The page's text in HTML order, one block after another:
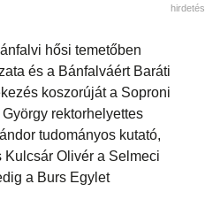
hirdetés
hősi temetőben
és a Bánfalváért Baráti
koszorúját a Soproni
rektorhelyettes
tudományos kutató,
Olivér a Selmeci
a Burs Egylet